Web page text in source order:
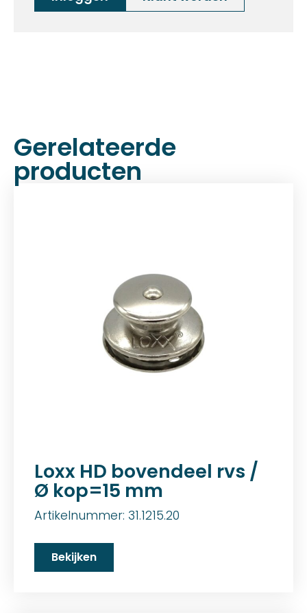
Gerelateerde
producten
Loxx HD bovendeel rvs /
Ø kop=15 mm
Artikelnummer: 31.1215.20
Bekijken